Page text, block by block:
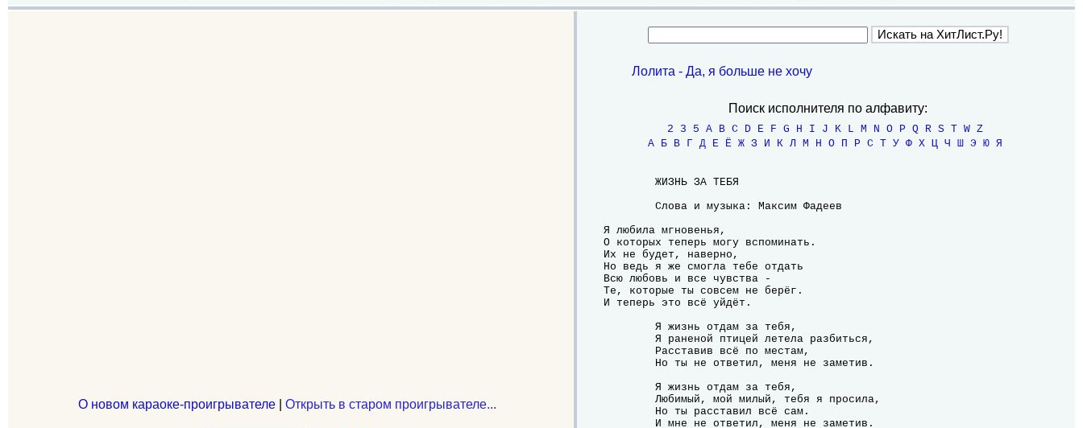
О новом караоке-проигрывателе |Открыть в старом проигрывателе...
Лолита - Да, я больше не хочу
Поиск исполнителя по алфавиту:
2 3 5 A B C D E F G H I J K L M N O P Q R S T W Z
А
Б В Г Д Е Ё Ж З И К Л М Н О П Р С Т У Ф Х Ц Ч Ш Э Ю Я
Я любила мгновенья,
О которых теперь могу вспоминать.
Их не будет, наверно,
Но ведь я же смогла тебе отдать
Всю любовь и все чувства -
Те, которые ты совсем не берёг.
И теперь это всё уйдёт.